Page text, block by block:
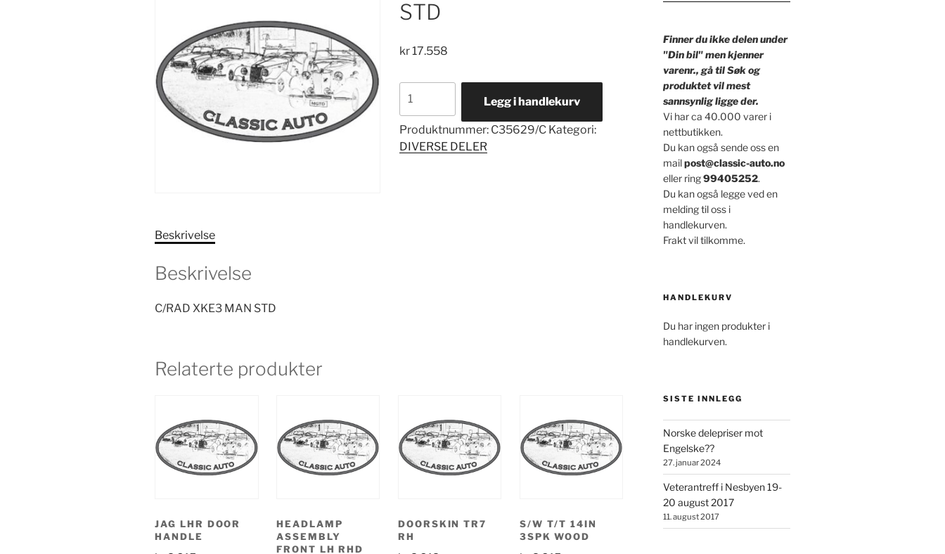
STD
kr17.558
XKE3
MAN
STD
antall
Legg i handlekurv
Produktnummer: C35629/C Kategori:
DIVERSE DELER
Beskrivelse
Beskrivelse
C/RAD XKE3 MAN STD
Relaterte produkter
JAG LHR DOOR
HANDLE
HEADLAMP
ASSEMBLY
FRONT LH RHD
DOORSKIN TR7
RH
S/W T/T 14IN
3SPK WOOD
Finner du ikke delen under
"Din bil" men kjenner
varenr., gå til Søk og
produktet vil mest
sannsynlig ligge der.
Vi har ca 40.000 varer i
nettbutikken.
Du kan også sende oss en
mailpost@classic-auto.no
eller ring99405252.
Du kan også legge ved en
melding til oss i
handlekurven.
Frakt vil tilkomme.
HANDLEKURV
Du har ingen produkter i
handlekurven.
SISTE INNLEGG
Norske delepriser mot
Engelske??
27. januar 2024
Veterantreff i Nesbyen 19-
20 august 2017
11. august 2017